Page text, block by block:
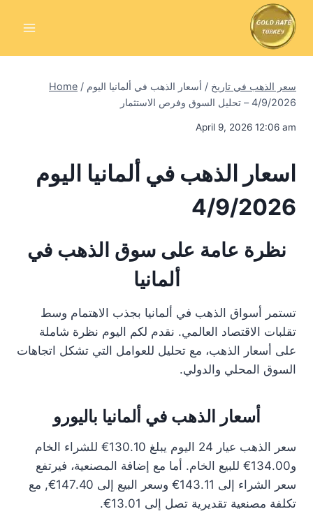
Home / سعر الذهب في تاريخ / أسعار الذهب في ألمانيا اليوم
4/9/2026 – تحليل السوق وفرص الاستثمار
April 9, 2026 12:06 am
اسعار الذهب في ألمانيا اليوم
4/9/2026
نظرة عامة على سوق الذهب في
ألمانيا
تستمر أسواق الذهب في ألمانيا بجذب الاهتمام وسط
تقلبات الاقتصاد العالمي. نقدم لكم اليوم نظرة شاملة
على أسعار الذهب، مع تحليل للعوامل التي تشكل اتجاهات
السوق المحلي والدولي.
أسعار الذهب في ألمانيا باليورو
سعر الذهب عيار 24 اليوم يبلغ 130.10€ للشراء الخام
و134.00€ للبيع الخام. أما مع إضافة المصنعية، فيرتفع
سعر الشراء إلى 143.11€ وسعر البيع إلى 147.40€, مع
تكلفة مصنعية تقديرية تصل إلى 13.01€.